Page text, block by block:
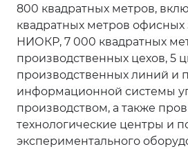
800 квадратных метров,
квадратных метров офисных
НИОКР, 7 000 квадратных
производственных цехов, 5
производственных линий и
информационной системы
производством, а также
технологические центры и
экспериментального